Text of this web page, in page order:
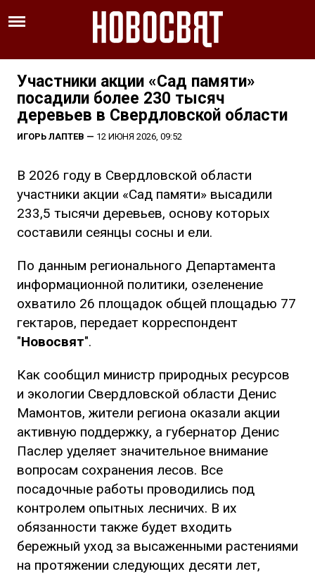
Участники акции «Сад памяти»
посадили более 230 тысяч
деревьев в Свердловской области
ИГОРЬ ЛАПТЕВ — 12 ИЮНЯ 2026, 09:52
В 2026 году в Свердловской области
участники акции «Сад памяти» высадили
233,5 тысячи деревьев, основу которых
составили сеянцы сосны и ели.
По данным регионального Департамента
информационной политики, озеленение
охватило 26 площадок общей площадью 77
гектаров, передает корреспондент
"Новосвят".
Как сообщил министр природных ресурсов
и экологии Свердловской области Денис
Мамонтов, жители региона оказали акции
активную поддержку, а губернатор Денис
Паслер уделяет значительное внимание
вопросам сохранения лесов. Все
посадочные работы проводились под
контролем опытных лесничих. В их
обязанности также будет входить
бережный уход за высаженными растениями
на протяжении следующих десяти лет,